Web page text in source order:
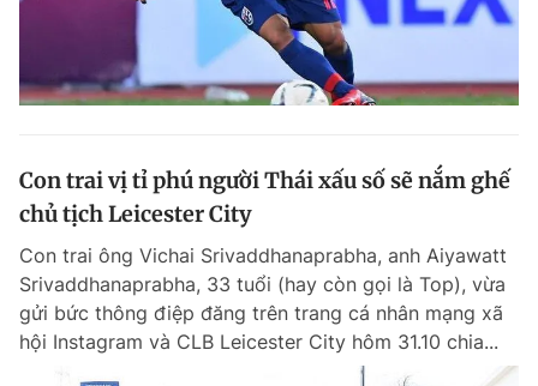
Con trai vị tỉ phú người Thái xấu số sẽ nắm ghế
chủ tịch Leicester City
Con trai ông Vichai Srivaddhanaprabha, anh Aiyawatt
Srivaddhanaprabha, 33 tuổi (hay còn gọi là Top), vừa
gửi bức thông điệp đăng trên trang cá nhân mạng xã
hội Instagram và CLB Leicester City hôm 31.10 chia...